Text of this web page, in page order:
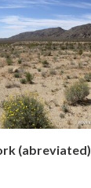
(abreviated)